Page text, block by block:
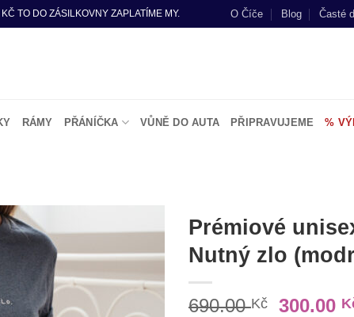
TO DO ZÁSILKOVNY ZAPLATÍME MY. O Číče Blog Časté
RÁMY PŘÁNÍČKA VŮNĚ DO AUTA PŘIPRAVUJEME %
Do
přání
Prémiové
Nutný zlo
690.00Kč
Původní
300.00